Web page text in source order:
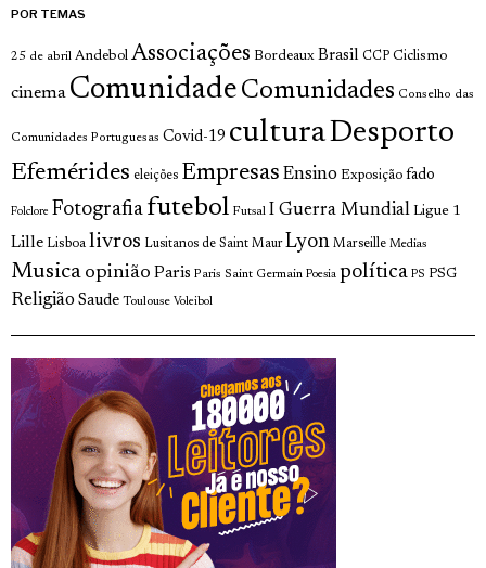
POR TEMAS
25 de abril Andebol Associações Bordeaux Brasil CCP Ciclismo
cinema Comunidade Comunidades Conselho das
Comunidades Portuguesas Covid-19 culturaDesporto
Efemérides eleições Empresas Ensino Exposição fado
Folclore Fotografia futebol Futsal I Guerra Mundial Ligue 1
Lille Lisboa livros Lusitanos de Saint Maur Lyon Marseille Medias
Musica opinião Paris Paris Saint Germain Poesia política PS PSG
Religião Saude Toulouse Voleibol